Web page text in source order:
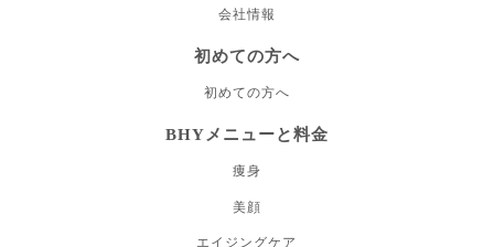
会社情報
初めての方へ
初めての方へ
BHYメニューと料金
痩身
美顔
エイジングケア